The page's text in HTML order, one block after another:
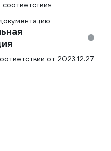
от 2023.12.27